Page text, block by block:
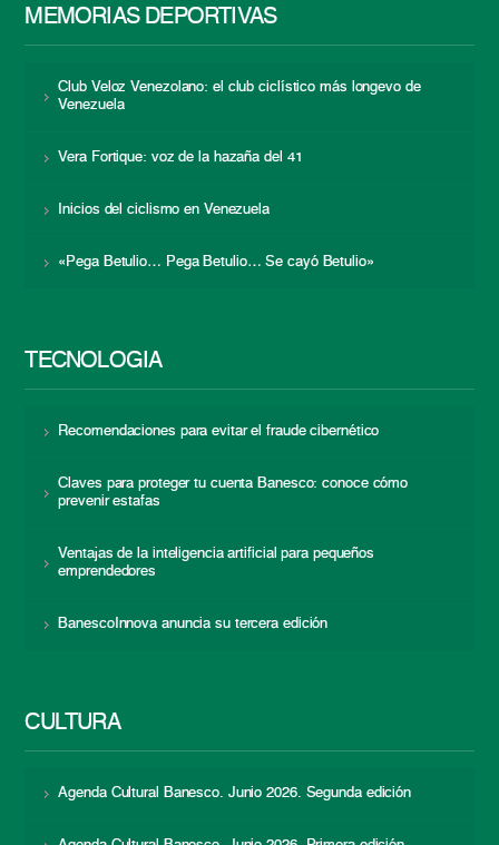
MEMORIAS DEPORTIVAS
Club Veloz Venezolano: el club ciclístico más longevo de
Venezuela
Vera Fortique: voz de la hazaña del 41
Inicios del ciclismo en Venezuela
«Pega Betulio… Pega Betulio… Se cayó Betulio»
TECNOLOGÍA
Recomendaciones para evitar el fraude cibernético
Claves para proteger tu cuenta Banesco: conoce cómo
prevenir estafas
Ventajas de la inteligencia artificial para pequeños
emprendedores
BanescoInnova anuncia su tercera edición
CULTURA
Agenda Cultural Banesco. Junio 2026. Segunda edición